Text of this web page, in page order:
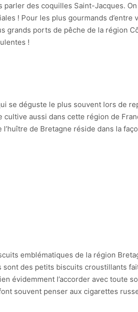
des coquilles Saint-Jacques.
! Pour les plus gourmands d’entre
ports de pêche de la région
!
se déguste le plus souvent lors de
aussi dans cette région de
de Bretagne réside dans la
emblématiques de la région
des petits biscuits croustillants
évidemment l’accorder avec toute
souvent penser aux cigarettes